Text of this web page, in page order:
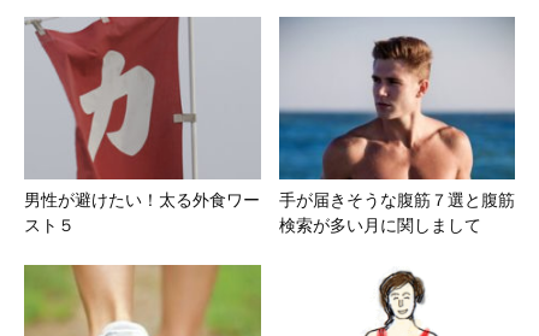
男性が避けたい！太る外食ワー
スト５
手が届きそうな腹筋７選と腹筋
検索が多い月に関しまして